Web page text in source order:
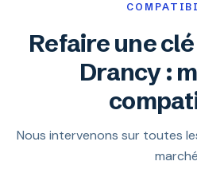
Refaire une
Drancy :
Nous intervenons sur toutes